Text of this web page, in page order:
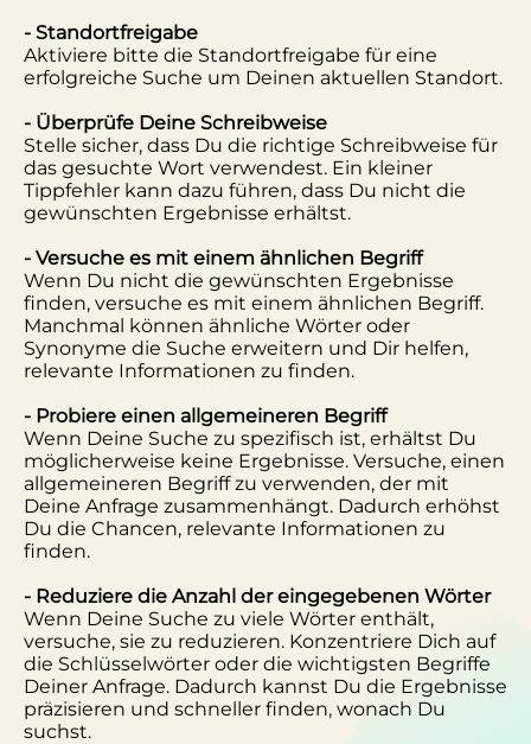
- Standortfreigabe
Aktiviere bitte die Standortfreigabe für eine
erfolgreiche Suche um Deinen aktuellen Standort.
- Überprüfe Deine Schreibweise
Stelle sicher, dass Du die richtige Schreibweise für
das gesuchte Wort verwendest. Ein kleiner
Tippfehler kann dazu führen, dass Du nicht die
gewünschten Ergebnisse erhältst.
- Versuche es mit einem ähnlichen Begriff
Wenn Du nicht die gewünschten Ergebnisse
finden, versuche es mit einem ähnlichen Begriff.
Manchmal können ähnliche Wörter oder
Synonyme die Suche erweitern und Dir helfen,
relevante Informationen zu finden.
- Probiere einen allgemeineren Begriff
Wenn Deine Suche zu spezifisch ist, erhältst Du
möglicherweise keine Ergebnisse. Versuche, einen
allgemeineren Begriff zu verwenden, der mit
Deine Anfrage zusammenhängt. Dadurch erhöhst
Du die Chancen, relevante Informationen zu
finden.
- Reduziere die Anzahl der eingegebenen Wörter
Wenn Deine Suche zu viele Wörter enthält,
versuche, sie zu reduzieren. Konzentriere Dich auf
die Schlüsselwörter oder die wichtigsten Begriffe
Deiner Anfrage. Dadurch kannst Du die Ergebnisse
präzisieren und schneller finden, wonach Du
suchst.